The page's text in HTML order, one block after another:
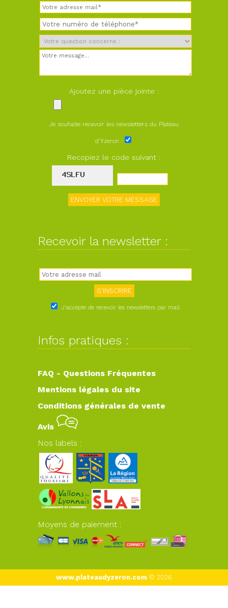
Ajoutez une pièce jointe :
Je souhaite recevoir les newsletters du Plateau
d'Yzeron :
Recopiez le code suivant :
Recevoir la newsletter :
J'accepte de recevoir les newsletters par mail
Infos pratiques :
FAQ - Questions Fréquentes
Mentions légales du site
Conditions générales de vente
Avis
Nos labels :
Moyens de paiement :
www.plateaudyzeron.com © 2026